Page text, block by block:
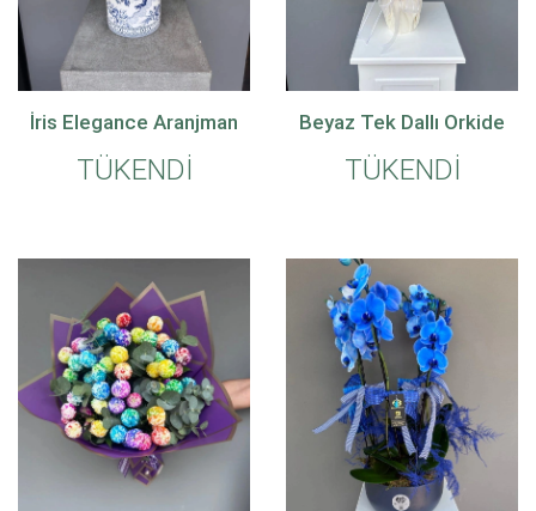
İris Elegance Aranjman
TÜKENDİ
Beyaz Tek Dallı Orkide
TÜKENDİ